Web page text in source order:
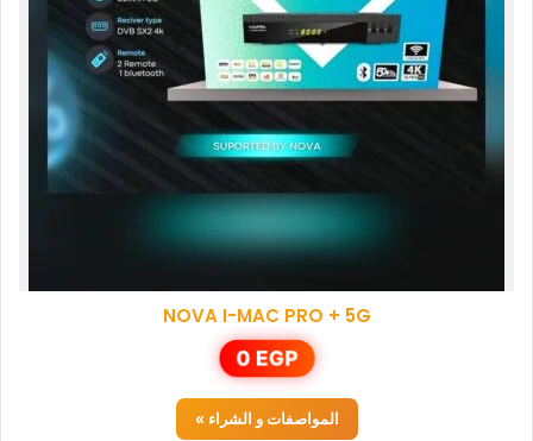
NOVA I-MAC PRO + 5G
0 EGP
المواصفات و الشراء »